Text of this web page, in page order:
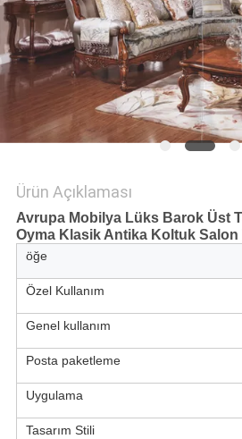
Ürün Açıklaması
Avrupa Mobilya Lüks Barok Üst
Oyma Klasik Antika Koltuk Salon
öğe
Özel Kullanım
Genel kullanım
Posta paketleme
Uygulama
Tasarım Stili